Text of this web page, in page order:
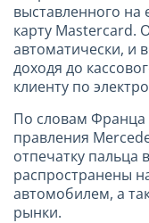
выставленного на
карту Mastercard.
автоматически, и
доходя до
клиенту по
По словам Франца
правления
отпечатку пальца
распространены
автомобилем, а
рынки.